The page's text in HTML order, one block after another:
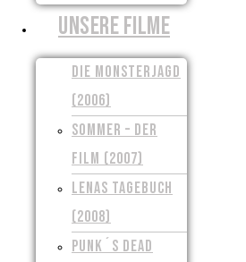
UNSERE FILME
DIE MONSTERJAGD
(2006)
SOMMER – DER
FILM (2007)
LENAS TAGEBUCH
(2008)
PUNK´S DEAD